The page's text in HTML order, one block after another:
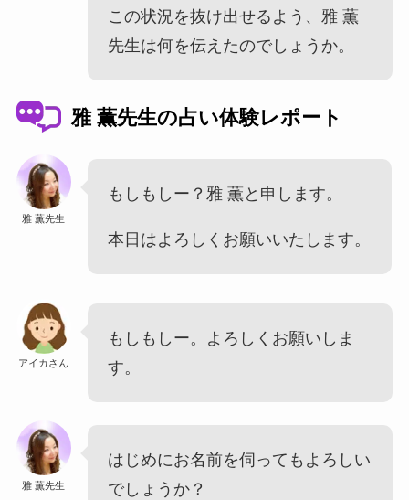
この状況を抜け出せるよう、雅 薫
先生は何を伝えたのでしょうか。
雅 薫先生の占い体験レポート
雅 薫先生
もしもしー？雅 薫と申します。
本日はよろしくお願いいたします。
アイカさん
もしもしー。よろしくお願いしま
す。
雅 薫先生
はじめにお名前を伺ってもよろしい
でしょうか？